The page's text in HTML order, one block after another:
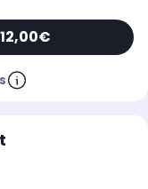
12,00€